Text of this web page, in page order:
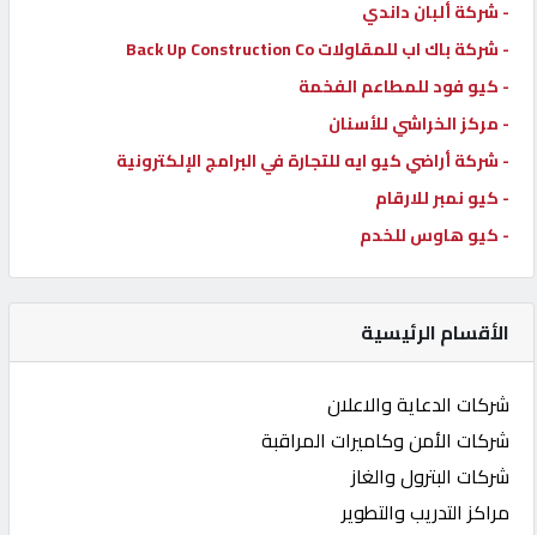
- شركة ألبان داندي
- شركة باك اب للمقاولات Back Up Construction Co
- كيو فود للمطاعم الفخمة
- مركز الخراشي للأسنان
- شركة أراضي كيو ايه للتجارة في البرامج الإلكترونية
- كيو نمبر للارقام
- كيو هاوس للخدم
الأقسام الرئيسية
شركات الدعاية والاعلان
شركات الأمن وكاميرات المراقبة
شركات البترول والغاز
مراكز التدريب والتطوير